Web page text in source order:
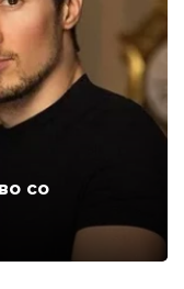
со